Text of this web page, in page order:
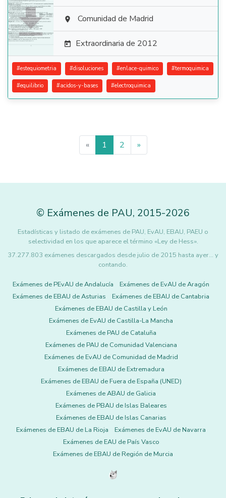
  Comunidad de Madrid
 Extraordinaria de 2012
#estequiometria #disoluciones #enlace-quimico #termoquimica
#equilibrio #acidos-y-bases #electroquimica
« 1 2 »
© Exámenes de PAU, 2015-2026
Estadísticas y listado de exámenes de PAU, EvAU, EBAU, PAEU o
selectividad en los que aparece el término «Ley de Hess».
37.277.803 exámenes descargados desde julio de 2015 hasta ayer... y
contando.
Exámenes de PEvAU de Andalucía
Exámenes de EvAU de Aragón
Exámenes de EBAU de Asturias
Exámenes de EBAU de Cantabria
Exámenes de EBAU de Castilla y León
Exámenes de EvAU de Castilla-La Mancha
Exámenes de PAU de Cataluña
Exámenes de PAU de Comunidad Valenciana
Exámenes de EvAU de Comunidad de Madrid
Exámenes de EBAU de Extremadura
Exámenes de EBAU de Fuera de España (UNED)
Exámenes de ABAU de Galicia
Exámenes de PBAU de Islas Baleares
Exámenes de EBAU de Islas Canarias
Exámenes de EBAU de La Rioja
Exámenes de EvAU de Navarra
Exámenes de EAU de País Vasco
Exámenes de EBAU de Región de Murcia